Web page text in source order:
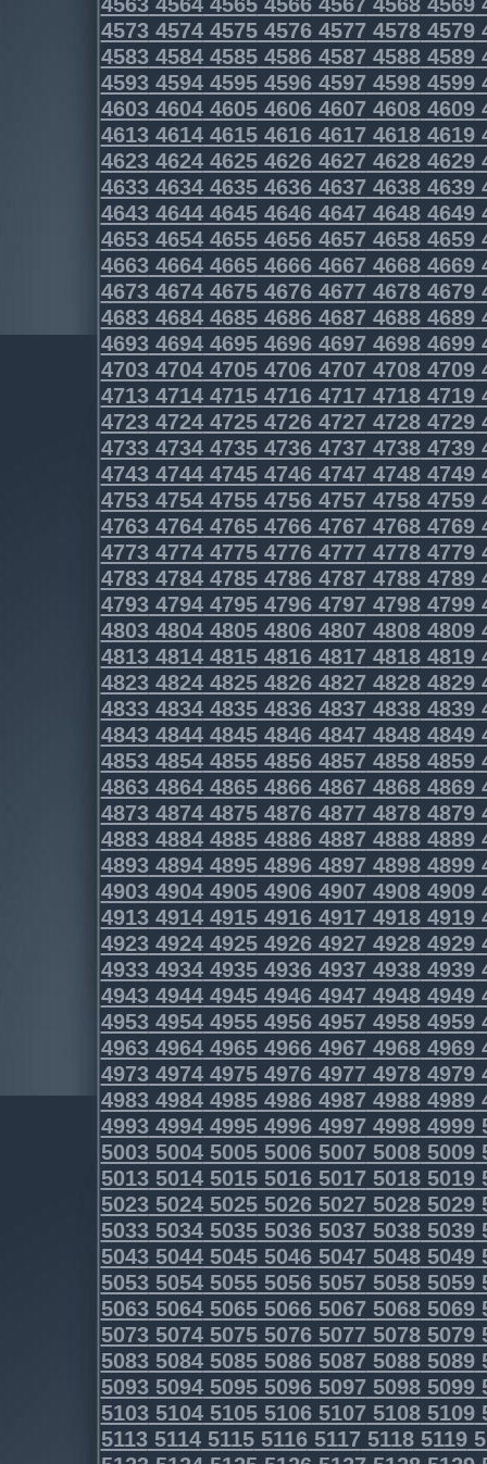
4573457445754576457745784579
4583458445854586458745884589
4593459445954596459745984599
4603460446054606460746084609
4613461446154616461746184619
4623462446254626462746284629
4633463446354636463746384639
4643464446454646464746484649
4653465446554656465746584659
4663466446654666466746684669
4673467446754676467746784679
4683468446854686468746884689
4693469446954696469746984699
4703470447054706470747084709
4713471447154716471747184719
4723472447254726472747284729
4733473447354736473747384739
4743474447454746474747484749
4753475447554756475747584759
4763476447654766476747684769
4773477447754776477747784779
4783478447854786478747884789
4793479447954796479747984799
4803480448054806480748084809
4813481448154816481748184819
4823482448254826482748284829
4833483448354836483748384839
4843484448454846484748484849
4853485448554856485748584859
4863486448654866486748684869
4873487448754876487748784879
4883488448854886488748884889
4893489448954896489748984899
4903490449054906490749084909
4913491449154916491749184919
4923492449254926492749284929
4933493449354936493749384939
4943494449454946494749484949
4953495449554956495749584959
4963496449654966496749684969
4973497449754976497749784979
4983498449854986498749884989
4993499449954996499749984999
5003500450055006500750085009
5013501450155016501750185019
5023502450255026502750285029
5033503450355036503750385039
5043504450455046504750485049
5053505450555056505750585059
5063506450655066506750685069
5073507450755076507750785079
5083508450855086508750885089
5093509450955096509750985099
5103510451055106510751085109
5113511451155116511751185119